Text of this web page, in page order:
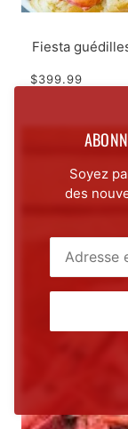
Soyez
des
E-mail:
Ce site est
Fiesta
$399.99